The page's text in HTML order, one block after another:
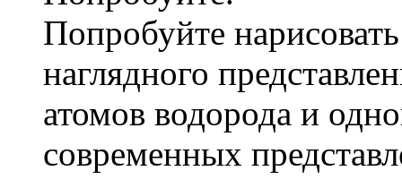
Попробуйте
наглядного
атомов водорода и
современных